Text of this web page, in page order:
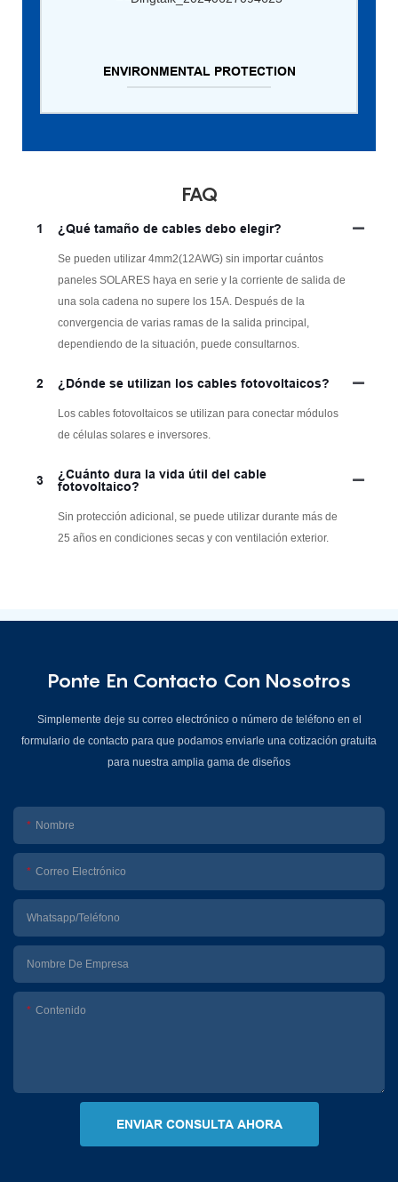
ENVIRONMENTAL PROTECTION
FAQ
1 ¿Qué tamaño de cables debo elegir?
Se pueden utilizar 4mm2(12AWG) sin importar cuántos
paneles SOLARES haya en serie y la corriente de salida de
una sola cadena no supere los 15A. Después de la
convergencia de varias ramas de la salida principal,
dependiendo de la situación, puede consultarnos.
2 ¿Dónde se utilizan los cables fotovoltaicos?
Los cables fotovoltaicos se utilizan para conectar módulos
de células solares e inversores.
3
¿Cuánto dura la vida útil del cable
fotovoltaico?
Sin protección adicional, se puede utilizar durante más de
25 años en condiciones secas y con ventilación exterior.
Ponte En Contacto Con Nosotros
Simplemente deje su correo electrónico o número de teléfono en el
formulario de contacto para que podamos enviarle una cotización gratuita
para nuestra amplia gama de diseños
Nombre
Correo Electrónico
Whatsapp/Teléfono
Nombre De Empresa
Contenido
ENVIAR CONSULTA AHORA